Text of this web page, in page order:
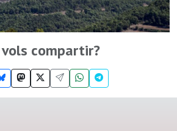
vols compartir?